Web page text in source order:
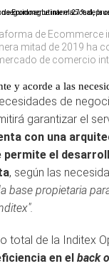
de Ecommerce
mitad de 2019 ha
de comercio
y acorde a las
de
garantizar el
con una
permite el
, según las
base propietaria
total de la Inditex
en el back